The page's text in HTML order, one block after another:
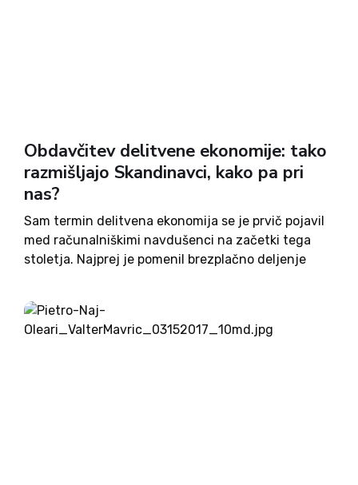
Obdavčitev delitvene ekonomije: tako
razmišljajo Skandinavci, kako pa pri
nas?
Sam termin delitvena ekonomija se je prvič pojavil
med računalniškimi navdušenci na začetki tega
stoletja. Najprej je pomenil brezplačno deljenje
preselil še v realno gospodarstvo. Najpogosteje se
izraz delitvena ekonomija uporablja, ko govorimo...